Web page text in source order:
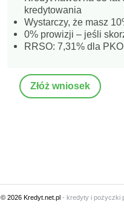
kredytowania
Wystarczy, że masz
0% prowizji – jeśli
RRSO: 7,31% dla
Złóż wniosek
© 2026 Kredyt.net.pl - kredyty i pożyczki